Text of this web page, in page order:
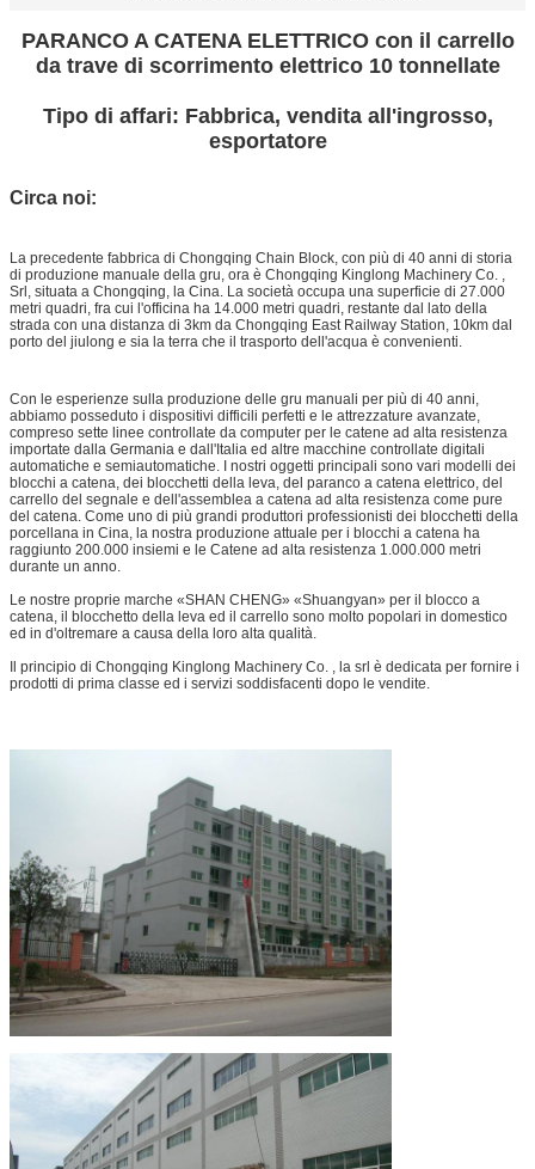
PARANCO A CATENA ELETTRICO con il carrello
da trave di scorrimento elettrico 10 tonnellate
Tipo di affari: Fabbrica, vendita all'ingrosso,
esportatore
Circa noi:
La precedente fabbrica di Chongqing Chain Block, con più di 40 anni di storia
di produzione manuale della gru, ora è Chongqing Kinglong Machinery Co. ,
Srl, situata a Chongqing, la Cina. La società occupa una superficie di 27.000
metri quadri, fra cui l'officina ha 14.000 metri quadri, restante dal lato della
strada con una distanza di 3km da Chongqing East Railway Station, 10km dal
porto del jiulong e sia la terra che il trasporto dell'acqua è convenienti.
Con le esperienze sulla produzione delle gru manuali per più di 40 anni,
abbiamo posseduto i dispositivi difficili perfetti e le attrezzature avanzate,
compreso sette linee controllate da computer per le catene ad alta resistenza
importate dalla Germania e dall'Italia ed altre macchine controllate digitali
automatiche e semiautomatiche. I nostri oggetti principali sono vari modelli dei
blocchi a catena, dei blocchetti della leva, del paranco a catena elettrico, del
carrello del segnale e dell'assemblea a catena ad alta resistenza come pure
del catena. Come uno di più grandi produttori professionisti dei blocchetti della
porcellana in Cina, la nostra produzione attuale per i blocchi a catena ha
raggiunto 200.000 insiemi e le Catene ad alta resistenza 1.000.000 metri
durante un anno.
Le nostre proprie marche «SHAN CHENG» «Shuangyan» per il blocco a
catena, il blocchetto della leva ed il carrello sono molto popolari in domestico
ed in d'oltremare a causa della loro alta qualità.
Il principio di Chongqing Kinglong Machinery Co. , la srl è dedicata per fornire i
prodotti di prima classe ed i servizi soddisfacenti dopo le vendite.